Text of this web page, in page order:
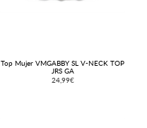
Top Mujer VMGABBY SL V-NECK TOP
JRS GA
24,99€